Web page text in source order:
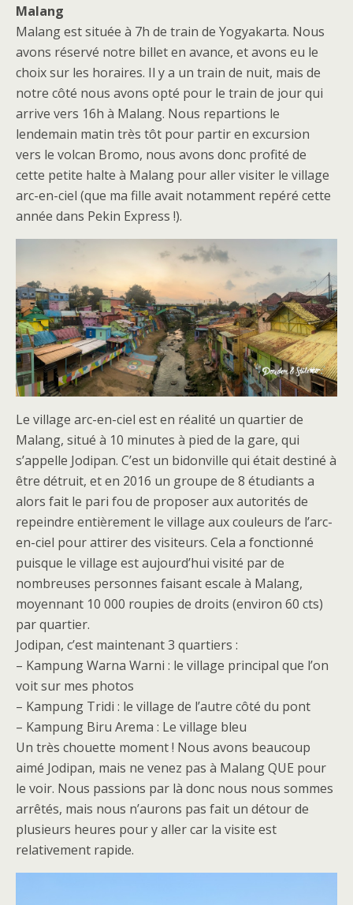
Malang
Malang est située à 7h de train de Yogyakarta. Nous
avons réservé notre billet en avance, et avons eu le
choix sur les horaires. Il y a un train de nuit, mais de
notre côté nous avons opté pour le train de jour qui
arrive vers 16h à Malang. Nous repartions le
lendemain matin très tôt pour partir en excursion
vers le volcan Bromo, nous avons donc profité de
cette petite halte à Malang pour aller visiter le village
arc-en-ciel (que ma fille avait notamment repéré cette
année dans Pekin Express !).
Le village arc-en-ciel est en réalité un quartier de
Malang, situé à 10 minutes à pied de la gare, qui
s’appelle Jodipan. C’est un bidonville qui était destiné à
être détruit, et en 2016 un groupe de 8 étudiants a
alors fait le pari fou de proposer aux autorités de
repeindre entièrement le village aux couleurs de l’arc-
en-ciel pour attirer des visiteurs. Cela a fonctionné
puisque le village est aujourd’hui visité par de
nombreuses personnes faisant escale à Malang,
moyennant 10 000 roupies de droits (environ 60 cts)
par quartier.
Jodipan, c’est maintenant 3 quartiers :
– Kampung Warna Warni : le village principal que l’on
voit sur mes photos
– Kampung Tridi : le village de l’autre côté du pont
– Kampung Biru Arema : Le village bleu
Un très chouette moment ! Nous avons beaucoup
aimé Jodipan, mais ne venez pas à Malang QUE pour
le voir. Nous passions par là donc nous nous sommes
arrêtés, mais nous n’aurons pas fait un détour de
plusieurs heures pour y aller car la visite est
relativement rapide.